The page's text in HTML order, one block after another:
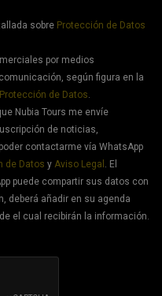
sobre Protección de Datos
por medios
según figura en la
Protección de Datos.
Nubia Tours me envíe
de noticias,
contactarme vía WhatsApp
de Datos y Aviso Legal . El
puede compartir sus datos con
deberá añadir en su agenda
el cual recibirán la información.